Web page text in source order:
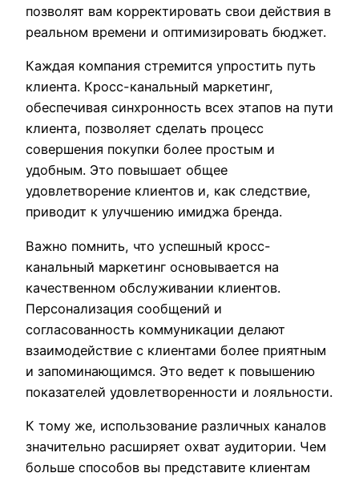
позволят вам корректировать свои действия в
реальном времени и оптимизировать бюджет.
Каждая компания стремится упростить путь
клиента. Кросс-канальный маркетинг,
обеспечивая синхронность всех этапов на пути
клиента, позволяет сделать процесс
совершения покупки более простым и
удобным. Это повышает общее
удовлетворение клиентов и, как следствие,
приводит к улучшению имиджа бренда.
Важно помнить, что успешный кросс-
канальный маркетинг основывается на
качественном обслуживании клиентов.
Персонализация сообщений и
согласованность коммуникации делают
взаимодействие с клиентами более приятным
и запоминающимся. Это ведет к повышению
показателей удовлетворенности и лояльности.
К тому же, использование различных каналов
значительно расширяет охват аудитории. Чем
больше способов вы представите клиентам